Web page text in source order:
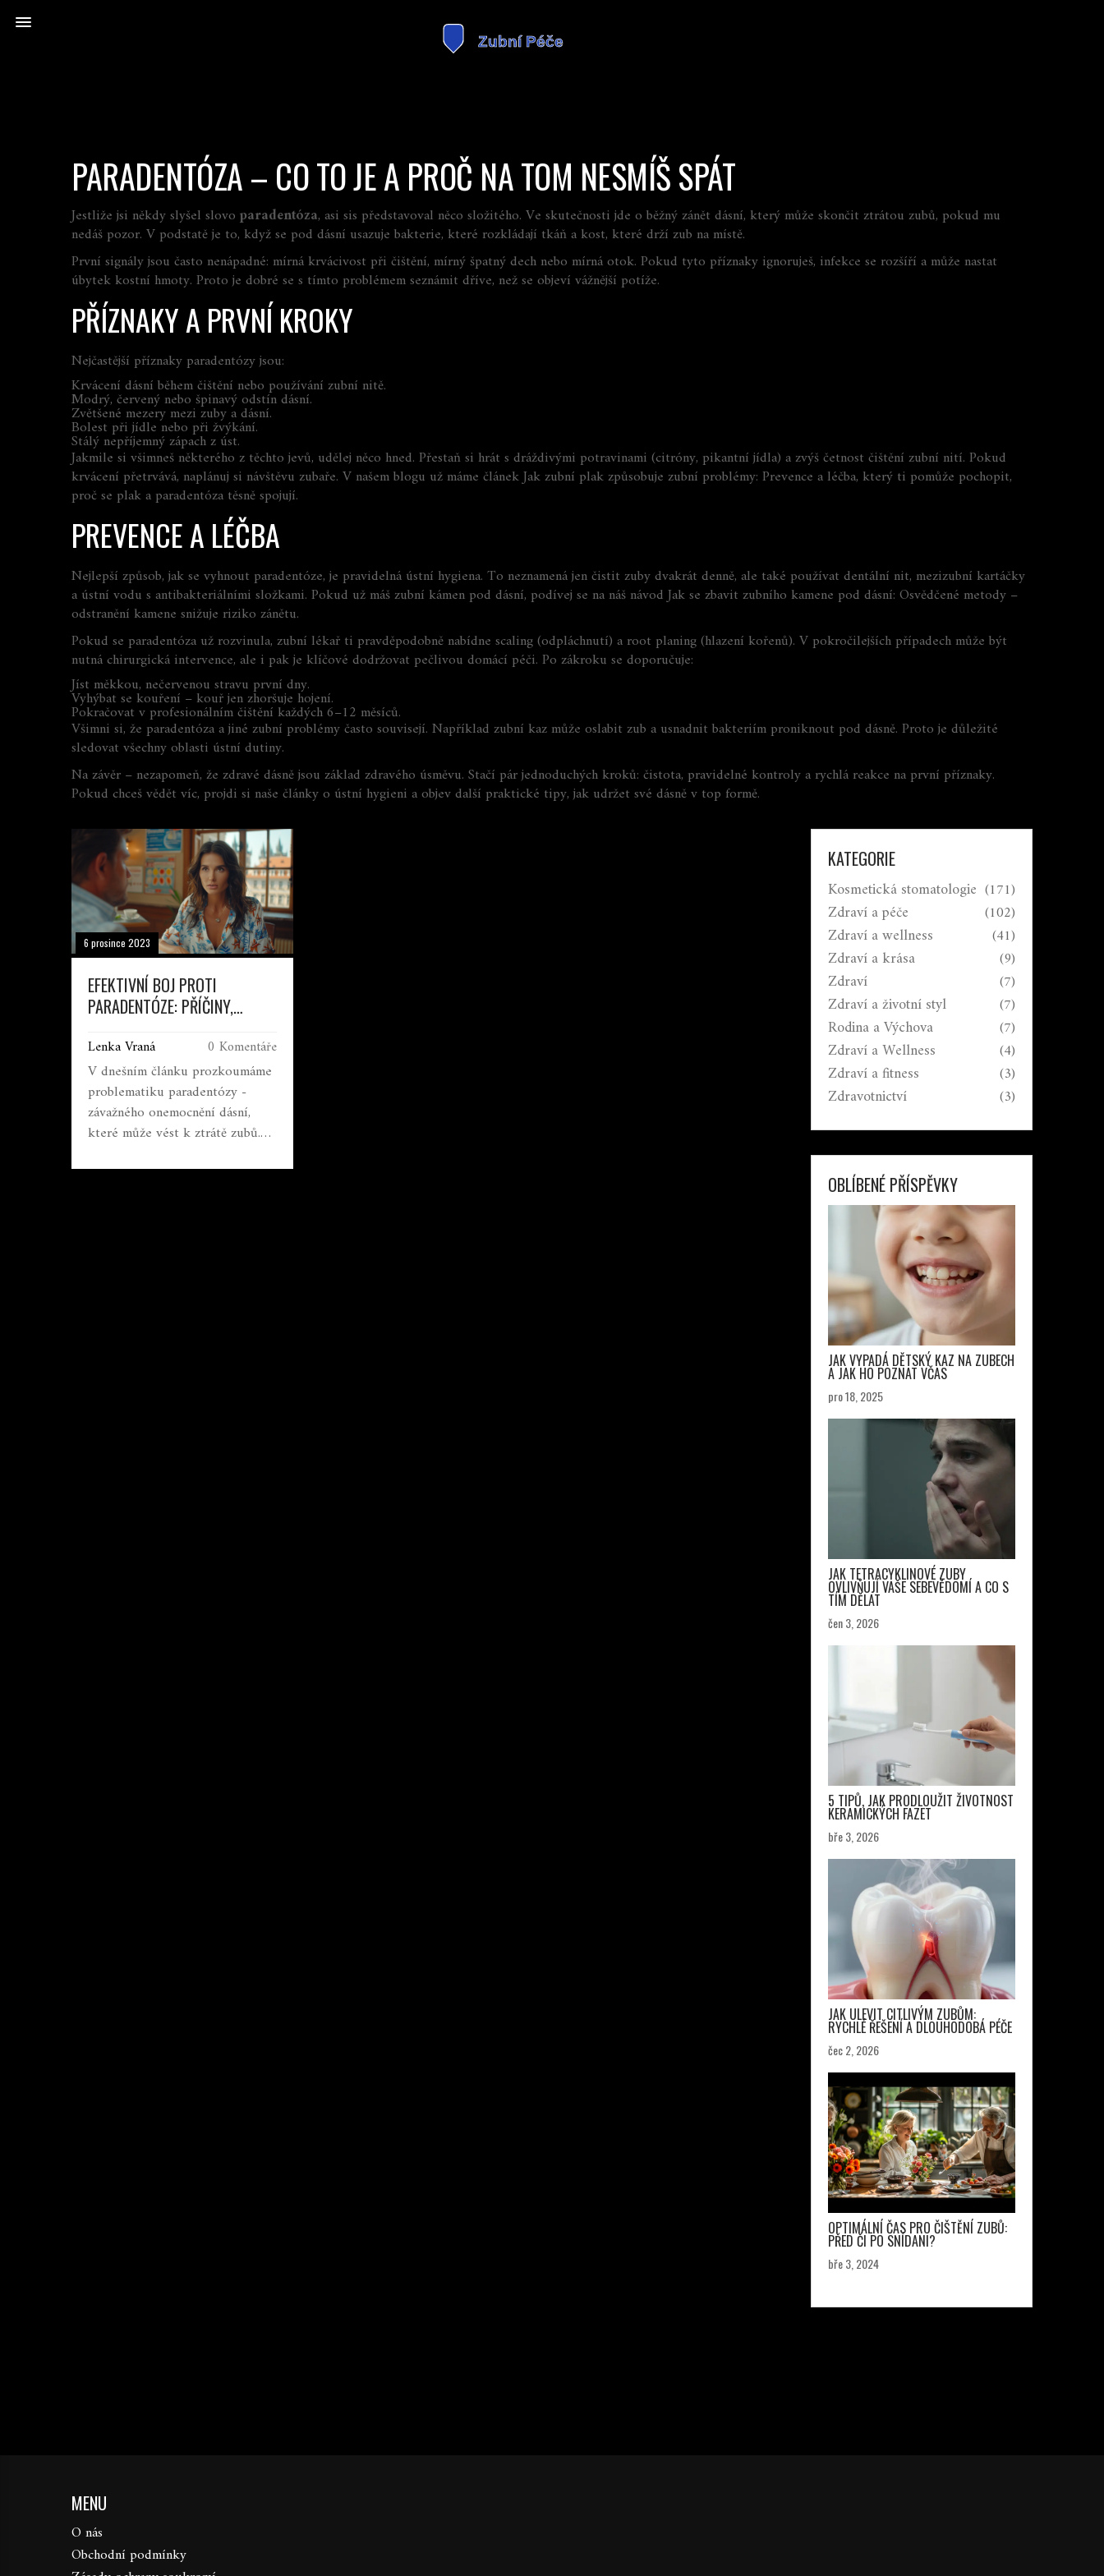
PARADENTÓZA – CO TO JE A PROČ NA TOM NESMÍŠ SPÁT
Jestliže jsi někdy slyšel slovo paradentóza, asi sis představoval něco složitého. Ve skutečnosti jde o běžný zánět dásní, který může skončit ztrátou zubů, pokud mu
nedáš pozor. V podstatě je to, když se pod dásní usazuje bakterie, které rozkládají tkáň a kost, které drží zub na místě.
První signály jsou často nenápadné: mírná krvácivost při čištění, mírný špatný dech nebo mírná otok. Pokud tyto příznaky ignoruješ, infekce se rozšíří a může nastat
úbytek kostní hmoty. Proto je dobré se s tímto problémem seznámit dříve, než se objeví vážnější potíže.
PŘÍZNAKY A PRVNÍ KROKY
Nejčastější příznaky paradentózy jsou:
Krvácení dásní během čištění nebo používání zubní nitě.
Modrý, červený nebo špinavý odstín dásní.
Zvětšené mezery mezi zuby a dásní.
Bolest při jídle nebo při žvýkání.
Stálý nepříjemný zápach z úst.
Jakmile si všimneš některého z těchto jevů, udělej něco hned. Přestaň si hrát s dráždivými potravinami (citróny, pikantní jídla) a zvýš četnost čištění zubní nití. Pokud
krvácení přetrvává, naplánuj si návštěvu zubaře. V našem blogu už máme článekJak zubní plak způsobuje zubní problémy: Prevence a léčba, který ti pomůže pochopit,
proč se plak a paradentóza těsně spojují.
PREVENCE A LÉČBA
Nejlepší způsob, jak se vyhnout paradentóze, je pravidelná ústní hygiena. To neznamená jen čistit zuby dvakrát denně, ale také používat dentální nit, mezizubní kartáčky
a ústní vodu s antibakteriálními složkami. Pokud už máš zubní kámen pod dásní, podívej se na náš návodJak se zbavit zubního kamene pod dásní: Osvědčené metody –
odstranění kamene snižuje riziko zánětu.
Pokud se paradentóza už rozvinula, zubní lékař ti pravděpodobně nabídne scaling (odpláchnutí) a root planing (hlazení kořenů). V pokročilejších případech může být
nutná chirurgická intervence, ale i pak je klíčové dodržovat pečlivou domácí péči. Po zákroku se doporučuje:
Jíst měkkou, nečervenou stravu první dny.
Vyhýbat se kouření – kouř jen zhoršuje hojení.
Pokračovat v profesionálním čištění každých 6–12 měsíců.
Všimni si, že paradentóza a jiné zubní problémy často souvisejí. Například zubní kaz může oslabit zub a usnadnit bakteriím proniknout pod dásně. Proto je důležité
sledovat všechny oblasti ústní dutiny.
Na závěr – nezapomeň, že zdravé dásně jsou základ zdravého úsměvu. Stačí pár jednoduchých kroků: čistota, pravidelné kontroly a rychlá reakce na první příznaky.
Pokud chceš vědět víc, projdi si naše články o ústní hygieni a objev další praktické tipy, jak udržet své dásně v top formě.
6 prosince 2023
EFEKTIVNÍ BOJ PROTI
PARADENTÓZE: PŘÍČINY,
Lenka Vraná 0 Komentáře
V dnešním článku prozkoumáme
problematiku paradentózy -
závažného onemocnění dásní,
které může vést k ztrátě zubů.
příznaky, možnosti léčby a
KATEGORIE
Kosmetická stomatologie (171)
Zdraví a péče (102)
Zdraví a wellness (41)
Zdraví a krása (9)
Zdraví (7)
Zdraví a životní styl (7)
Rodina a Výchova (7)
Zdraví a Wellness (4)
Zdraví a fitness (3)
Zdravotnictví (3)
OBLÍBENÉ PŘÍSPĚVKY
JAK VYPADÁ DĚTSKÝ KAZ NA ZUBECH
A JAK HO POZNAT VČAS
pro 18, 2025
JAK TETRACYKLINOVÉ ZUBY
OVLIVŇUJÍ VAŠE SEBEVĚDOMÍ A CO S
TÍM DĚLAT
čen 3, 2026
5 TIPŮ, JAK PRODLOUŽIT ŽIVOTNOST
KERAMICKÝCH FAZET
bře 3, 2026
JAK ULEVIT CITLIVÝM ZUBŮM:
RYCHLÉ ŘEŠENÍ A DLOUHODOBÁ PÉČE
čec 2, 2026
OPTIMÁLNÍ ČAS PRO ČIŠTĚNÍ ZUBŮ:
PŘED ČI PO SNÍDANI?
bře 3, 2024
MENU
O nás
Obchodní podmínky